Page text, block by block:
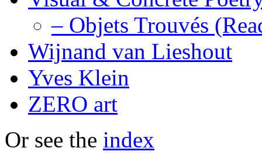
– Objets Trouvés
Wijnand van Lieshout
Yves Klein
ZERO art
Or see the index